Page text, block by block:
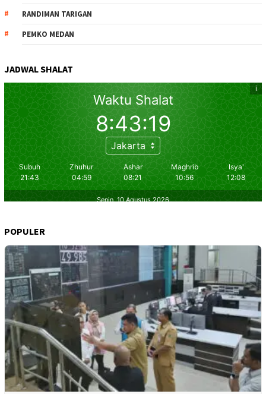
RANDIMAN TARIGAN
PEMKO MEDAN
JADWAL SHALAT
POPULER